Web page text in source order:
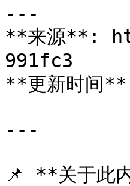
---
**来源**:
991fc3
**更新时间
---
📌 **关于此